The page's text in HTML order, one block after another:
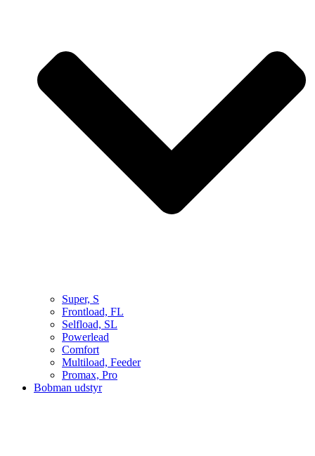
Super, S
Frontload, FL
Selfload, SL
Powerlead
Comfort
Multiload, Feeder
Promax, Pro
Bobman udstyr